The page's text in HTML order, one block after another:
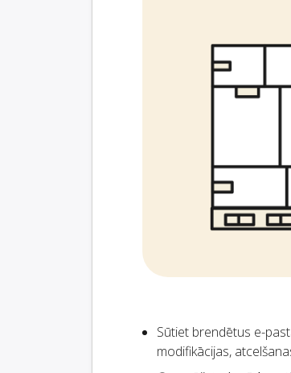
Sūtiet brendētus e-
modifikācijas,